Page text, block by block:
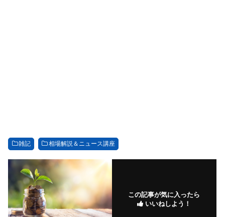
雑記 相場解説＆ニュース講座
この記事が気に入ったら
いいねしよう！